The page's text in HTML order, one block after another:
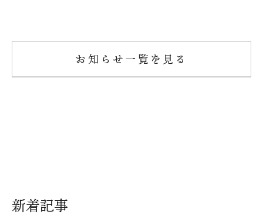
お知らせ一覧を見る
新着記事